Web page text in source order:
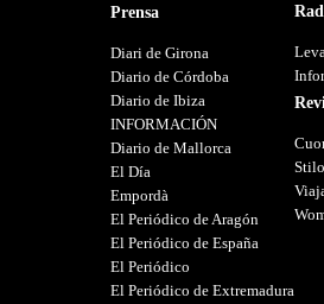
Prensa
Diari de Girona
Diario de Córdoba
Diario de Ibiza
INFORMACIÓN
Diario de Mallorca
El Día
Empordà
El Periódico de Aragón
El Periódico de España
El Periódico
El Periódico de Extremadura
Stilo